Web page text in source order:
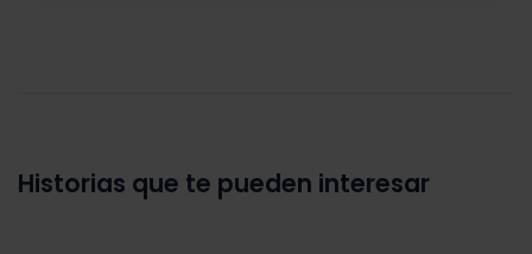
Historias que te pueden interesar